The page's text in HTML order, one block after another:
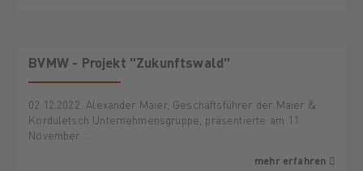
BVMW - Projekt "Zukunftswald"
02.12.2022. Alexander Maier, Geschäftsführer der Maier &
Korduletsch Unternehmensgruppe, präsentierte am 11.
November …
mehr erfahren